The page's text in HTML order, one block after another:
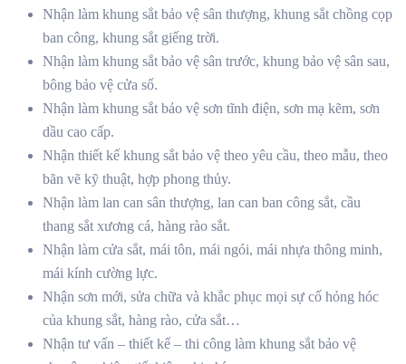
Nhận làm khung sắt bảo vệ sân thượng, khung sắt chồng cọp
ban công, khung sắt giếng trời.
Nhận làm khung sắt bảo vệ sân trước, khung bảo vệ sân sau,
bông bảo vệ cửa sổ.
Nhận làm khung sắt bảo vệ sơn tĩnh điện, sơn mạ kẽm, sơn
dầu cao cấp.
Nhận thiết kế khung sắt bảo vệ theo yêu cầu, theo mẫu, theo
bãn vẽ kỹ thuật, hợp phong thủy.
Nhận làm lan can sân thượng, lan can ban công sắt, cầu
thang sắt xương cá, hàng rào sắt.
Nhận làm cửa sắt, mái tôn, mái ngói, mái nhựa thông minh,
mái kính cường lực.
Nhận sơn mới, sửa chữa và khắc phục mọi sự cố hỏng hóc
của khung sắt, hàng rào, cửa sắt…
Nhận tư vấn – thiết kế – thi công làm khung sắt bảo vệ